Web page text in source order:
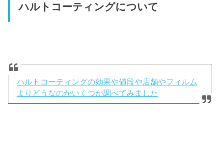
ハルトコーティングについて
ハルトコーティングの効果や値段や店舗やフィルム
よりどうなのかいくつか調べてみました